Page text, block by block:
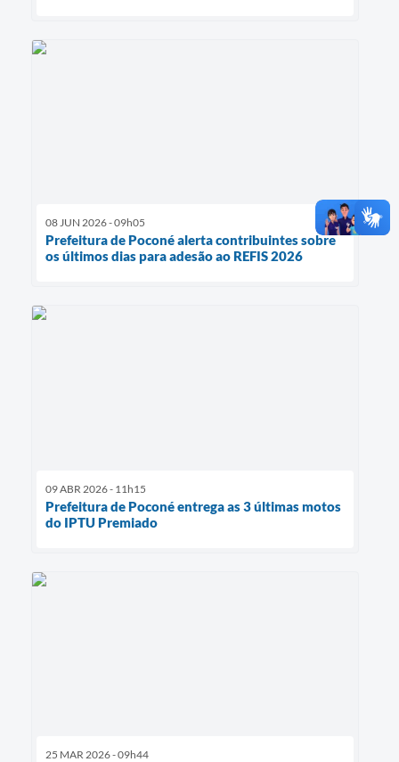
08 JUN 2026 - 09h05
Prefeitura de Poconé alerta contribuintes sobre
os últimos dias para adesão ao REFIS 2026
09 ABR 2026 - 11h15
Prefeitura de Poconé entrega as 3 últimas motos
do IPTU Premiado
25 MAR 2026 - 09h44